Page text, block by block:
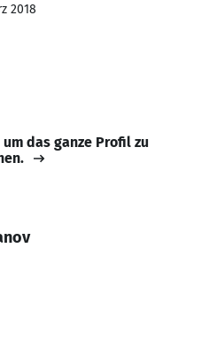
2018
das ganze Profil zu